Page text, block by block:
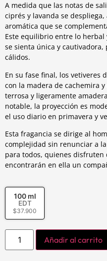
A medida que las notas de
ciprés y lavanda se
aromática que se
Este equilibrio entre lo herbal
se sienta única y
cálidos.
En su fase final, los vetiveres
con la madera de cachemira
terrosa y ligeramente
notable, la proyección es
el uso diario en primavera y
Esta fragancia se dirige al
complejidad sin renunciar a
para todos, quienes disfruten
encontrarán en ella un
100 ml
EDT
$37.900
Añadir al carrito